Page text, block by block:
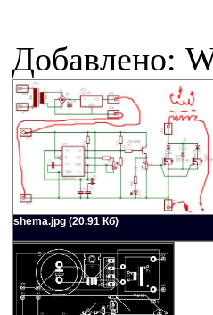
Добавлено:
shema.jpg (20.91 Кб)